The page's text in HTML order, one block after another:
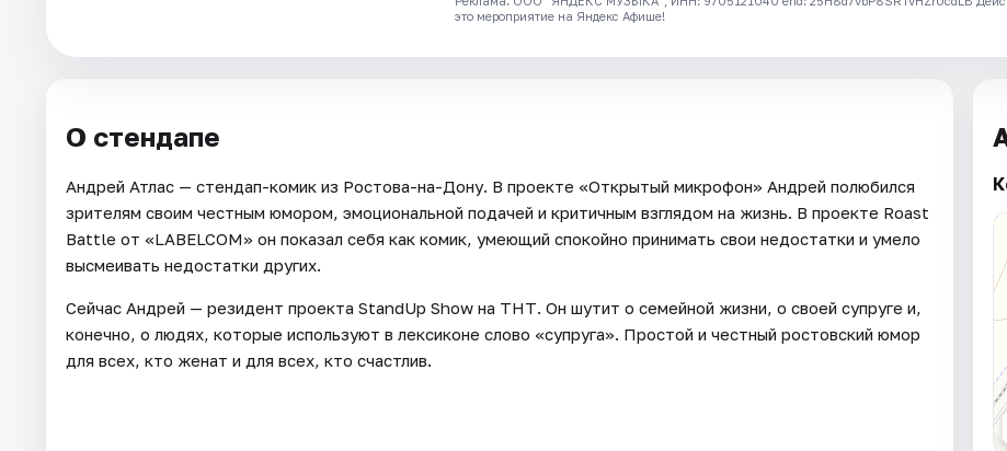
это мероприятие на Яндекс Афише!
О стендапе
Андрей Атлас — стендап-комик из Ростова-на-Дону. В проекте «Открытый микрофон» Андрей полюбился
зрителям своим честным юмором, эмоциональной подачей и критичным взглядом на жизнь. В проекте Roast
Battle от «LABELCOM» он показал себя как комик, умеющий спокойно принимать свои недостатки и умело
высмеивать недостатки других.
Сейчас Андрей — резидент проекта StandUp Show на ТНТ. Он шутит о семейной жизни, о своей супруге и,
конечно, о людях, которые используют в лексиконе слово «супруга». Простой и честный ростовский юмор
для всех, кто женат и для всех, кто счастлив.